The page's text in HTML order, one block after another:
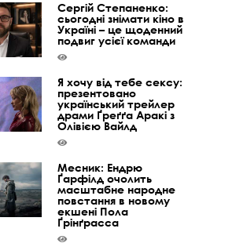
Сергій Степаненко:
сьогодні знімати кіно в
Україні – це щоденний
подвиг усієї команди
Я хочу від тебе сексу:
презентовано
український трейлер
драми Ґреґґа Аракі з
Олівією Вайлд
Месник: Ендрю
Ґарфілд очолить
масштабне народне
повстання в новому
екшені Пола
Ґрінґрасса